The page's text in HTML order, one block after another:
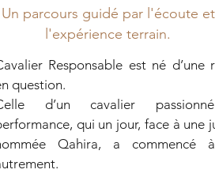
Un parcours guidé par l'écoute et
l'expérience terrain.
Responsable est né d’une
question.
d’un cavalier
qui un jour, face à une
Qahira, a commencé